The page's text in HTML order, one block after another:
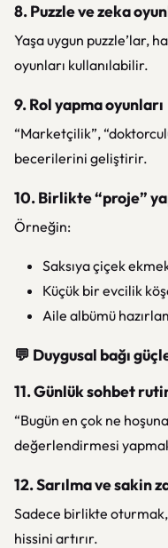
8. Puzzle ve zeka
Yaşa uygun puzzle’lar,
oyunları kullanılabilir.
9. Rol yapma oyunları
“Marketçilik”,
becerilerini geliştirir.
10. Birlikte “proje”
Örneğin:
Saksıya çiçek
Küçük bir evcilik
Aile albümü
💬 Duygusal bağı
11. Günlük sohbet
“Bugün en çok ne
değerlendirmesi
12. Sarılma ve sakin
Sadece birlikte
hissini artırır.